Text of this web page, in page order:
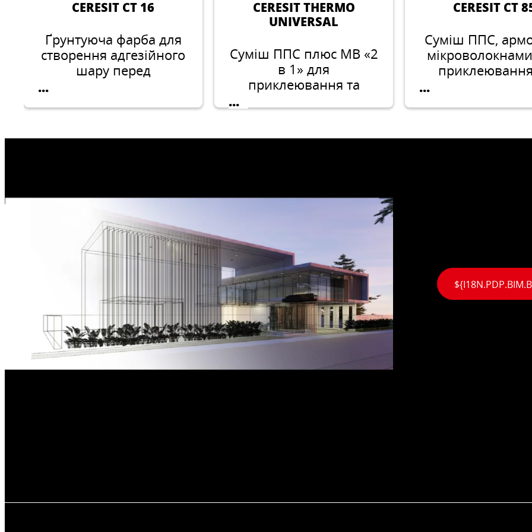
CERESIT CT 16
Ґрунтуюча фарба для
створення адгезійного
шару перед
...
CERESIT THERMO
UNIVERSAL
Суміш ППС плюс МВ «2
в 1» для
приклеювання та
пінополістирольних і
...
CERESIT CT
Суміш ППС,
...